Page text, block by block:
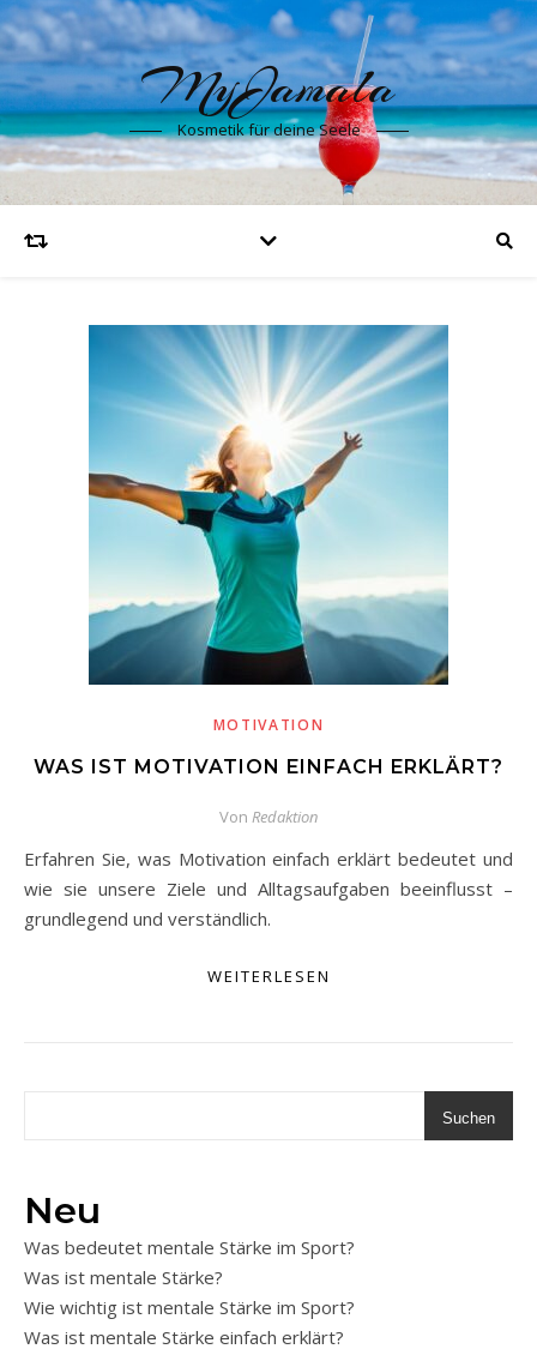
MyJamala
Kosmetik für deine Seele
MOTIVATION
WAS IST MOTIVATION EINFACH ERKLÄRT?
Von Redaktion
Erfahren Sie, was Motivation einfach erklärt bedeutet und
wie sie unsere Ziele und Alltagsaufgaben beeinflusst –
grundlegend und verständlich.
WEITERLESEN
Suchen
Neu
Was bedeutet mentale Stärke im Sport?
Was ist mentale Stärke?
Wie wichtig ist mentale Stärke im Sport?
Was ist mentale Stärke einfach erklärt?